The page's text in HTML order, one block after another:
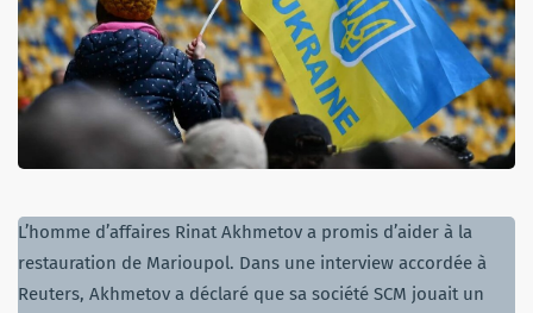
L’homme d’affaires Rinat Akhmetov a promis d’aider à la
restauration de Marioupol. Dans une interview accordée à
Reuters, Akhmetov a déclaré que sa société SCM jouait un